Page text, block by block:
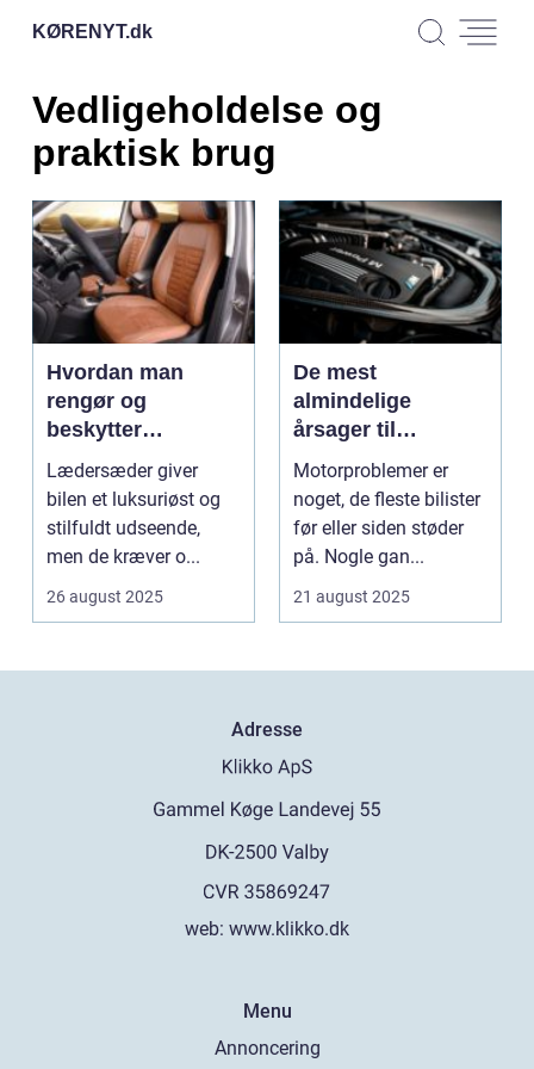
KØRENYT.dk
Vedligeholdelse og
praktisk brug
Hvordan man
rengør og
beskytter
lædersæder
Lædersæder giver
bilen et luksuriøst og
stilfuldt udseende,
men de kræver o...
26 august 2025
De mest
almindelige
årsager til
motorproblemer
Motorproblemer er
noget, de fleste bilister
før eller siden støder
på. Nogle gan...
21 august 2025
Adresse
web: www.klikko.dk
Menu
Annoncering